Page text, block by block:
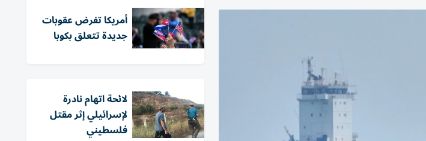
أمريكا تفرض عقوبات
جديدة تتعلق بكوبا
لائحة اتهام نادرة
لإسرائيلي إثر مقتل
فلسطيني